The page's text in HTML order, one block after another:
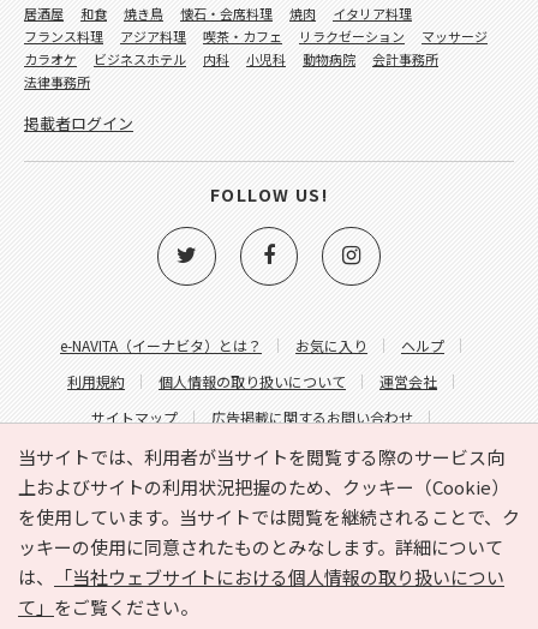
当サイトでは、利用者が当サイトを閲覧する際のサービス向
上およびサイトの利用状況把握のため、クッキー（Cookie）
を使用しています。当サイトでは閲覧を継続されることで、ク
ッキーの使用に同意されたものとみなします。詳細について
は、
「当社ウェブサイトにおける個人情報の取り扱いについ
て」 をご覧ください。
e-NAVITA（イーナビタ）とは？ お気に入り
ヘルプ
利用規約
個人情報の取り扱いについて
運営会社
サイトマップ
広告掲載に関するお問い合わせ
サイトの内容に関するお問い合わせ
居酒屋 和食 焼き鳥 懐石・会席料理 焼肉
イタリア料理
フランス料理
アジア料理 喫茶・カフェ リラクゼーション
マッサージ
カラオケ
ビジネスホテル 内科 小児科 動物病院
会計事務所
法律事務所
掲載者ログイン
FOLLOW US!
Copyright © HYOJITO.Co.,Ltd. All Rights Reserved.